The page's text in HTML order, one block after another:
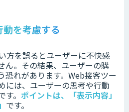
を考慮する
方を誤るとユーザーに不快感
ん。その結果、ユーザーの購
れがあります。 Web接客ツー
には、ユーザーの思考や行動
。 ポイントは、「表示内容」
です。